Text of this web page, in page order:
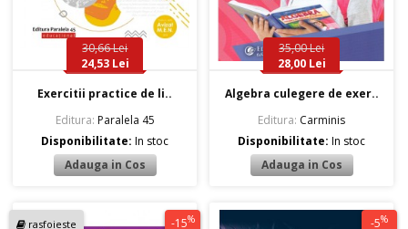
30,66 Lei
24,53 Lei
Exercitii practice de li..
Editura: Paralela 45
Disponibilitate:In stoc
35,00 Lei
28,00 Lei
Algebra culegere de exer..
Editura: Carminis
Disponibilitate:In stoc
rasfoieste -15% -5%